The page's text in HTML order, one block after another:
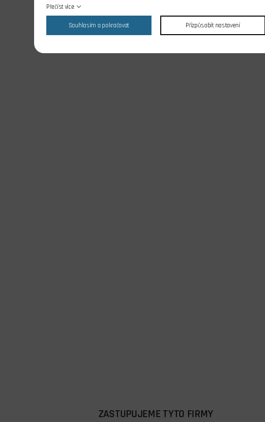
ZASTUPUJEME TYTO FIRMY
Přečíst více
Souhlasím a pokračovat Přizpůsobit nastavení